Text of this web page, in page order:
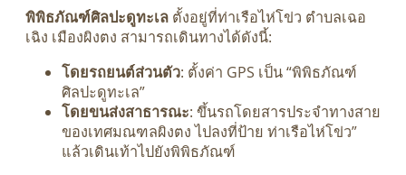
พิพิธภัณฑ์ศิลปะดูทะเล ตั้งอยู่ที่ท่าเรือไห่โข่ว ตำบลเฉอ
เฉิง เมืองผิงตง สามารถเดินทางได้ดังนี้:
โดยรถยนต์ส่วนตัว: ตั้งค่า GPS เป็น “พิพิธภัณฑ์
ศิลปะดูทะเล”
โดยขนส่งสาธารณะ: ขึ้นรถโดยสารประจำทางสาย
ของเทศมณฑลผิงตง ไปลงที่ป้าย ท่าเรือไห่โข่ว”
แล้วเดินเท้าไปยังพิพิธภัณฑ์